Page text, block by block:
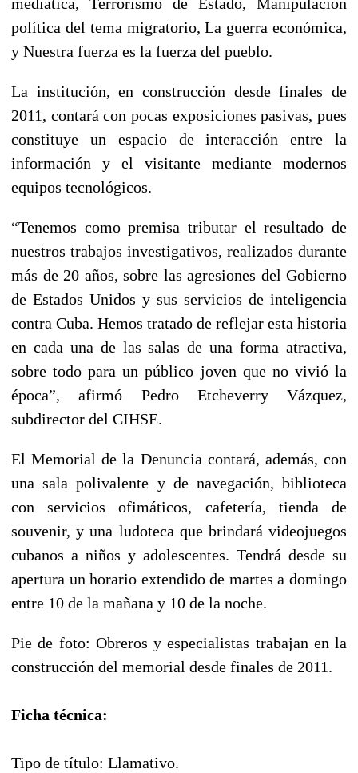
política del tema migratorio, La guerra económica,
y Nuestra fuerza es la fuerza del pueblo.
La institución, en construcción desde finales de
2011, contará con pocas exposiciones pasivas, pues
constituye un espacio de interacción entre la
información y el visitante mediante modernos
equipos tecnológicos.
“Tenemos como premisa tributar el resultado de
nuestros trabajos investigativos, realizados durante
más de 20 años, sobre las agresiones del Gobierno
de Estados Unidos y sus servicios de inteligencia
contra Cuba. Hemos tratado de reflejar esta historia
en cada una de las salas de una forma atractiva,
sobre todo para un público joven que no vivió la
época”, afirmó Pedro Etcheverry Vázquez,
subdirector del CIHSE.
El Memorial de la Denuncia contará, además, con
una sala polivalente y de navegación, biblioteca
con servicios ofimáticos, cafetería, tienda de
souvenir, y una ludoteca que brindará videojuegos
cubanos a niños y adolescentes. Tendrá desde su
apertura un horario extendido de martes a domingo
entre 10 de la mañana y 10 de la noche.
Pie de foto: Obreros y especialistas trabajan en la
construcción del memorial desde finales de 2011.
Ficha técnica:
Tipo de título: Llamativo.